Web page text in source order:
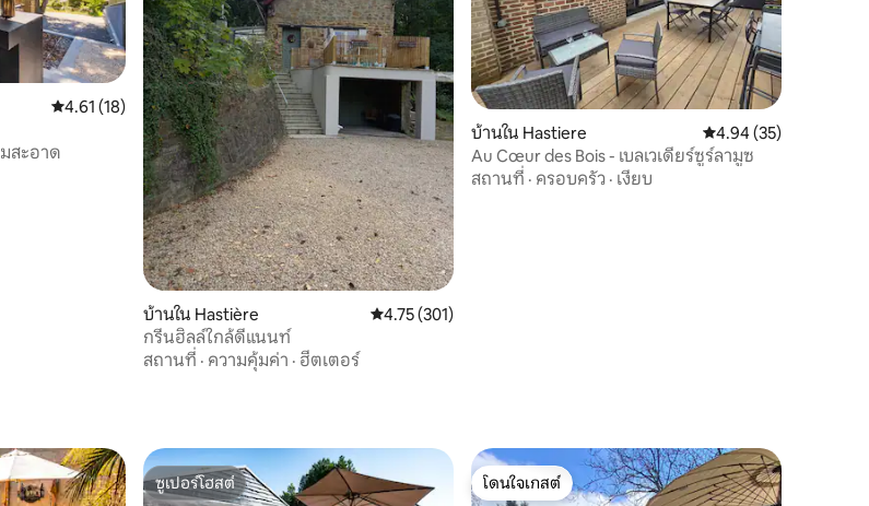
คะแนนเฉลี่ย 4.61 จาก 5, 18 รีวิว
4.61 (18)
สะอาด
บ้านใน Hastière คะแนนเฉลี่ย 4.75 จาก 5, 301 รีวิว
4.75 (301)
กรีนฮิลล์ใกล้ดีแนนท์
สถานที่ · ความคุ้มค่า · ฮีตเตอร์
บ้านใน Hastiere คะแนนเฉลี่ย 4.94 จาก
4.94 (35)
Au Cœur des Bois - เบลเวเดียร์ซูร์ลามูซ
สถานที่ · ครอบครัว · เงียบ
ซูเปอร์โฮสต์
ซูเปอร์โฮสต์
โดนใจเกสต์
โดนใจเกสต์